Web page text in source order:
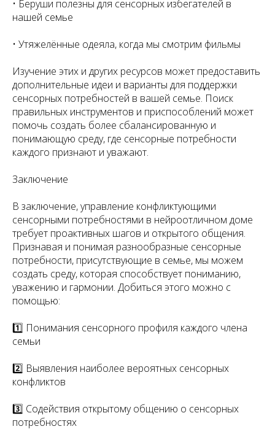
• Беруши полезны для сенсорных избегателей в
нашей семье
• Утяжелённые одеяла, когда мы смотрим фильмы
Изучение этих и других ресурсов может предоставить
дополнительные идеи и варианты для поддержки
сенсорных потребностей в вашей семье. Поиск
правильных инструментов и приспособлений может
помочь создать более сбалансированную и
понимающую среду, где сенсорные потребности
каждого признают и уважают.
Заключение
В заключение, управление конфликтующими
сенсорными потребностями в нейроотличном доме
требует проактивных шагов и открытого общения.
Признавая и понимая разнообразные сенсорные
потребности, присутствующие в семье, мы можем
создать среду, которая способствует пониманию,
уважению и гармонии. Добиться этого можно с
помощью:
1️⃣ Понимания сенсорного профиля каждого члена
семьи
2️⃣ Выявления наиболее вероятных сенсорных
конфликтов
3️⃣ Содействия открытому общению о сенсорных
потребностях